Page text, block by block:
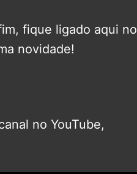
fique ligado aqui no
novidade!
no YouTube,